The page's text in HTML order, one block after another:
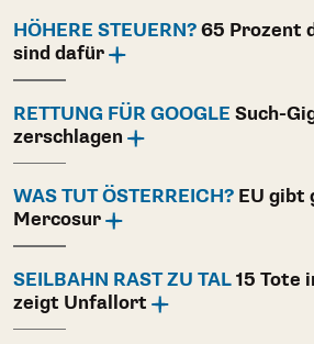
HÖHERE STEUERN? 65 Prozent
sind dafür
RETTUNG FÜR GOOGLE Such-
zerschlagen
WAS TUT ÖSTERREICH? EU gibt
Mercosur
SEILBAHN RAST ZU TAL 15 Tote
zeigt Unfallort